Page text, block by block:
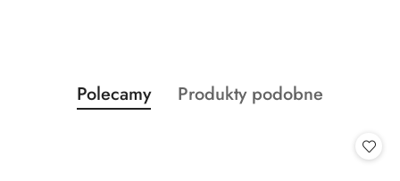
Pomiń karuzelę produktów
Produkty
o
Polecamy
Produkty
Produkty podobne